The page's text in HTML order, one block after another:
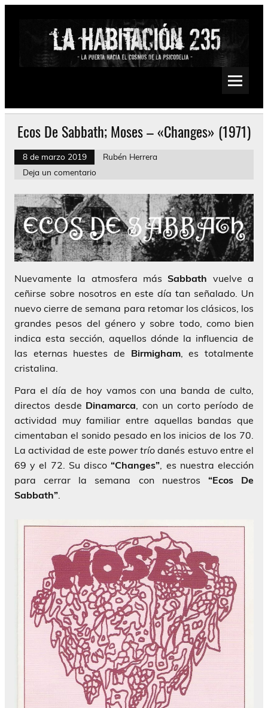
Saltar
Psychedelic, Stoner, Doom, Sludge, Fuzz, Space, Drone
Ecos De Sabbath; Moses – «Changes» (1971)
8 de marzo 2019
Rubén Herrera
Deja un comentario
Nuevamente la atmosfera másSabbath vuelve a
ceñirse sobre nosotros en este día tan señalado. Un
nuevo cierre de semana para retomar los clásicos, los
grandes pesos del género y sobre todo, como bien
indica esta sección, aquellos dónde la influencia de
las eternas huestes de Birmigham, es totalmente
cristalina.
Para el día de hoy vamos con una banda de culto,
directos desde Dinamarca , con un corto período de
actividad muy familiar entre aquellas bandas que
cimentaban el sonido pesado en los inicios de los 70.
La actividad de este power trío danés estuvo entre el
69 y el 72. Su disco“Changes” , es nuestra elección
para cerrar la semana con nuestros “Ecos De
Sabbath”